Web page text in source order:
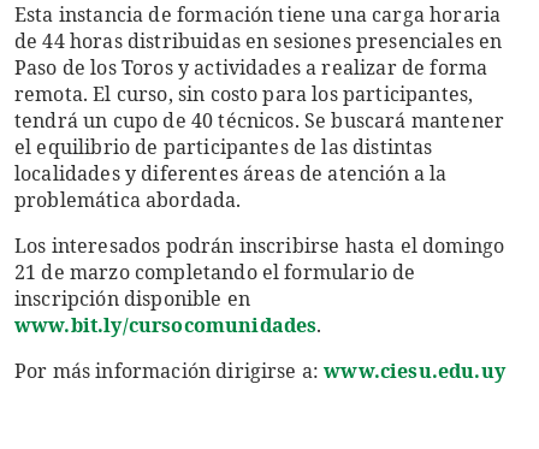
Esta instancia de formación tiene una carga horaria
de 44 horas distribuidas en sesiones presenciales en
Paso de los Toros y actividades a realizar de forma
remota. El curso, sin costo para los participantes,
tendrá un cupo de 40 técnicos. Se buscará mantener
el equilibrio de participantes de las distintas
localidades y diferentes áreas de atención a la
problemática abordada.
Los interesados podrán inscribirse hasta el domingo
21 de marzo completando el formulario de
inscripción disponible en
www.bit.ly/cursocomunidades.
Por más información dirigirse a:www.ciesu.edu.uy